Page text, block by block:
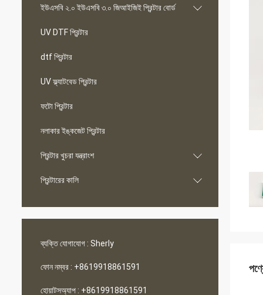
ইউএসবি ২.০ ইউএসবি ৩.০ জিআইজিই প্রিন্টার বোর্ড
UV DTF প্রিন্টার
dtf প্রিন্টার
UV ফ্ল্যাটবেড প্রিন্টার
ফটো প্রিন্টার
নলাকার ইঙ্কজেট প্রিন্টার
প্রিন্টার খুচরা যন্ত্রাংশ
প্রিন্টারের কালি
ব্যক্তি যোগাযোগ : Sherly
ফোন নম্বর : +8619918861591
হোয়াটসঅ্যাপ : +8619918861591